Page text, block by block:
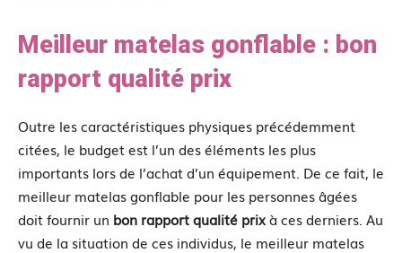
Meilleur matelas gonflable : bon
rapport qualité prix
Outre les caractéristiques physiques précédemment
citées, le budget est l’un des éléments les plus
importants lors de l’achat d’un équipement. De ce fait, le
meilleur matelas gonflable pour les personnes âgées
doit fournir un bon rapport qualité prixà ces derniers. Au
vu de la situation de ces individus, le meilleur matelas